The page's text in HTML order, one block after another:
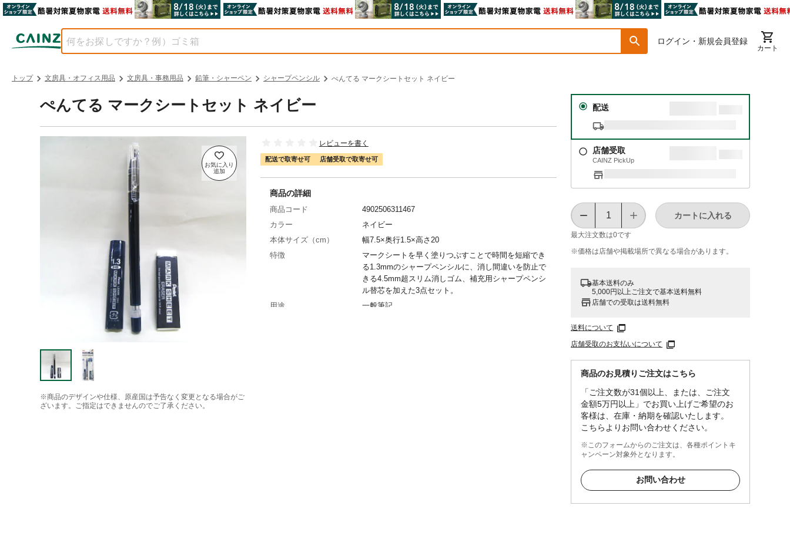
ログイン・新規会員登録
カート
トップ 文房具・オフィス用品 文房具・事務用品 鉛筆・シャーペン シャープペンシル ぺんてる マークシートセット ネイビー
ぺんてる マークシートセット ネイビー
※商品のデザインや仕様、原産国は予告なく変更となる場合がご
ざいます。ご指定はできませんのでご了承ください。
レビューを書く
配送で取寄せ可 店舗受取で取寄せ可
配送
店舗受取
CAINZ PickUp
最大注文数は0です
カートに入れる
※価格は​店舗や​掲載場所で​異なる​場合が​あります。
基本送料のみ
5,000円以上ご注文で基本送料無料
店舗での受取は送料無料
送料について
店舗受取のお支払いについて
商品のお見積りご注文はこちら
「ご注文数が31個以上、または、ご注文
金額5万円以上」でお買い上げご希望のお
客様は、在庫・納期を確認いたします。
こちらよりお問い合わせください。
※このフォームからのご注文は、各種ポイントキ
ャンペーン対象外となります。
お問い合わせ
商品の詳細
商品コード
4902506311467
カラー
ネイビー
本体サイズ（cm）
幅7.5×奥行1.5×高さ20
特徴
マークシートを早く塗りつぶすことで時間を短縮でき
る1.3mmのシャープペンシルに、消し間違いを防止で
きる4.5mm超スリム消しゴム、補充用シャープペンシ
ル替芯を加えた3点セット。
用途
一般筆記。